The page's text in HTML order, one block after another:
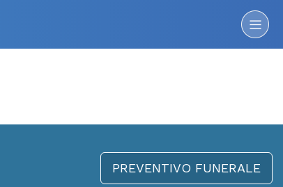
PREVENTIVO FUNERALE